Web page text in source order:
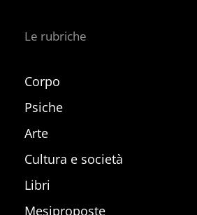
Le rubriche
Corpo
Psiche
Arte
Cultura e società
Libri
Mesiproposte